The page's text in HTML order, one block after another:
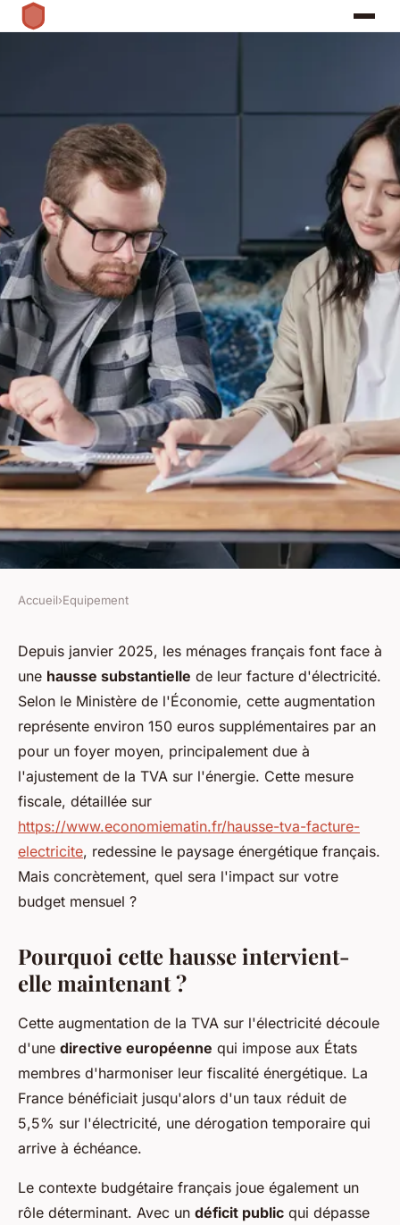
EQUIPEMENT
Hausse de la tva sur
l'électricité : ce qu'il faut
savoir
Alexis •26 décembre 2025•7 min de lecture
Accueil›Equipement
Depuis janvier 2025, les ménages français font face à
une hausse substantielle de leur facture d'électricité.
Selon le Ministère de l'Économie, cette augmentation
représente environ 150 euros supplémentaires par an
pour un foyer moyen, principalement due à
l'ajustement de la TVA sur l'énergie. Cette mesure
fiscale, détaillée sur
https://www.economiematin.fr/hausse-tva-facture-
electricite, redessine le paysage énergétique français.
Mais concrètement, quel sera l'impact sur votre
budget mensuel ?
Pourquoi cette hausse intervient-
elle maintenant ?
Cette augmentation de la TVA sur l'électricité découle
d'une directive européenne qui impose aux États
membres d'harmoniser leur fiscalité énergétique. La
France bénéficiait jusqu'alors d'un taux réduit de
5,5% sur l'électricité, une dérogation temporaire qui
arrive à échéance.
Le contexte budgétaire français joue également un
rôle déterminant. Avec un déficit public qui dépasse